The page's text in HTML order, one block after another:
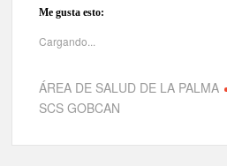
Me gusta esto:
Cargando...
ÁREA DE SALUD DE LA PALMA
SCS GOBCAN